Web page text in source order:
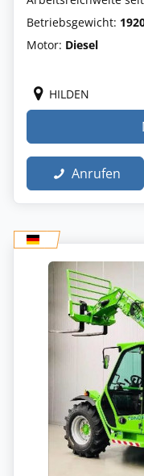
Betriebsgewicht:
Motor: Diesel
HILDEN
Anrufen